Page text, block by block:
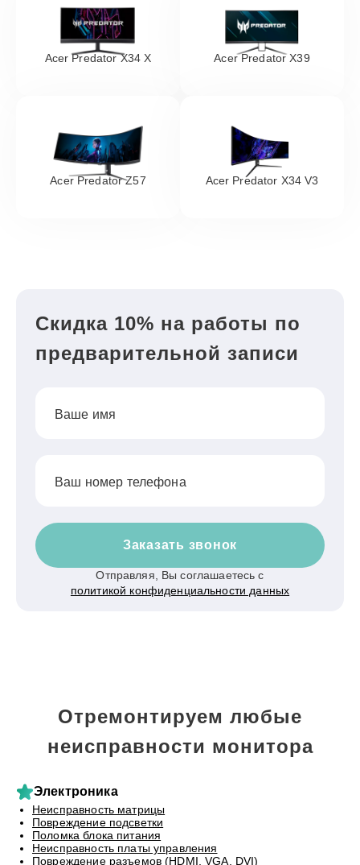
Acer Predator X34 X Acer Predator X39
Acer Predator Z57 Acer Predator X34 V3
Скидка 10% на работы по
предварительной записи
Ваше имя
Ваш номер телефона
Заказать звонок
Отправляя, Вы соглашаетесь с
политикой конфиденциальности данных
Отремонтируем любые
неисправности монитора
Электроника
Неисправность матрицы
Повреждение подсветки
Поломка блока питания
Неисправность платы управления
Повреждение разъемов (HDMI, VGA, DVI)